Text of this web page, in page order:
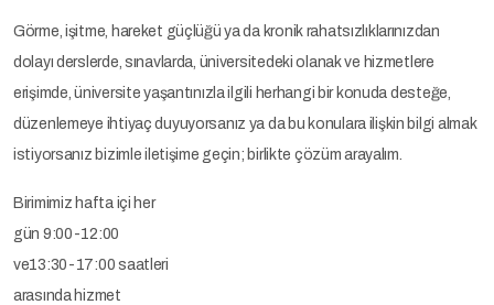
Görme, işitme, hareket güçlüğü ya da kronik rahatsızlıklarınızdan
dolayı derslerde, sınavlarda, üniversitedeki olanak ve hizmetlere
erişimde, üniversite yaşantınızla ilgili herhangi bir konuda desteğe,
düzenlemeye ihtiyaç duyuyorsanız ya da bu konulara ilişkin bilgi almak
istiyorsanız bizimle iletişime geçin; birlikte çözüm arayalım.
Birimimiz hafta içi her
gün 9:00-12:00
ve13:30-17:00 saatleri
arasında hizmet